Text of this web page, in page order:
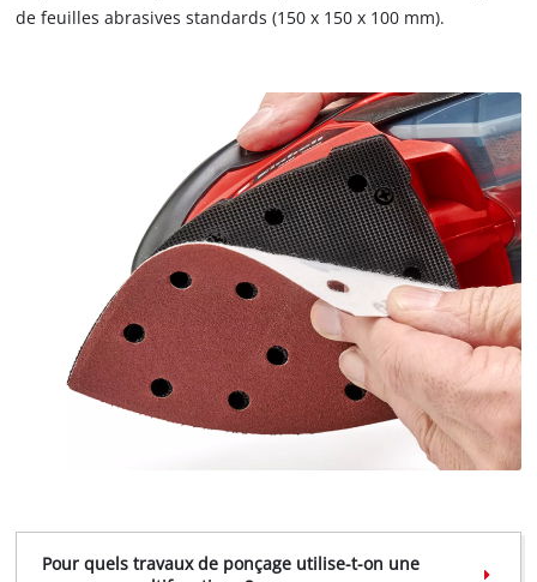
de feuilles abrasives standards (150 x 150 x 100 mm).
Pour quels travaux de ponçage utilise-t-on une